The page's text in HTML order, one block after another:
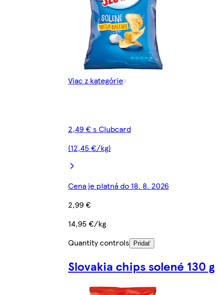
Viac z kategórie
2,49 € s Clubcard
(12,45 €/kg)
Cena je platná do 18. 8. 2026
2,99 €
14,95 €/kg
Quantity controls
Pridať
Slovakia chips solené 130 g